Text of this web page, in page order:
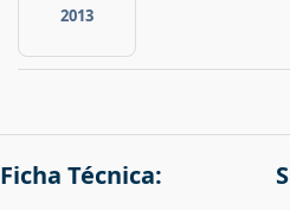
2013
Ficha Técnica: